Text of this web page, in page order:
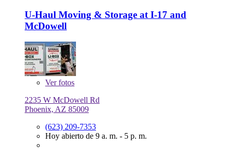
U-Haul Moving & Storage at I-17 and
McDowell
Verfotos
2235 W McDowell Rd
Phoenix, AZ 85009
(623) 209-7353
Hoy abierto de 9 a. m. - 5 p. m.